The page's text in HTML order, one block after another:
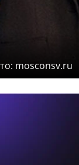
mosconsv.ru